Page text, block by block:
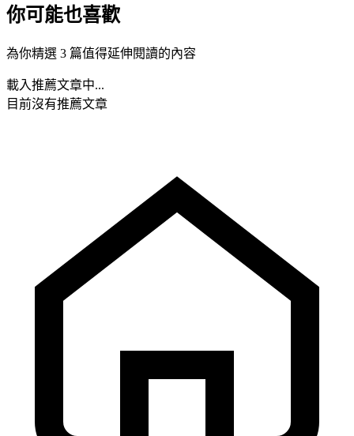
你可能也喜歡
為你精選 3 篇值得延伸閱讀的內容
載入推薦文章中...
目前沒有推薦文章